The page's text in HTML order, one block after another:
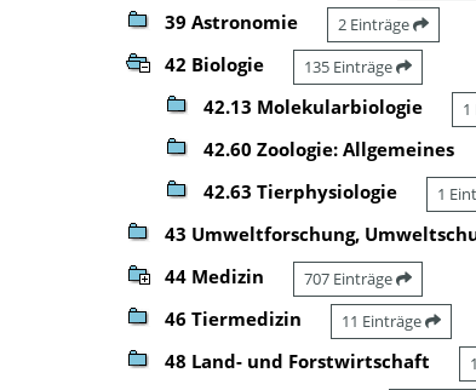
39 Astronomie 2 Einträge
42 Biologie 135 Einträge
42.13 Molekularbiologie 1
42.60 Zoologie: Allgemeines
42.63 Tierphysiologie 1
43 Umweltforschung,
44 Medizin 707 Einträge
46 Tiermedizin 11 Einträge
48 Land- und Forstwirtschaft